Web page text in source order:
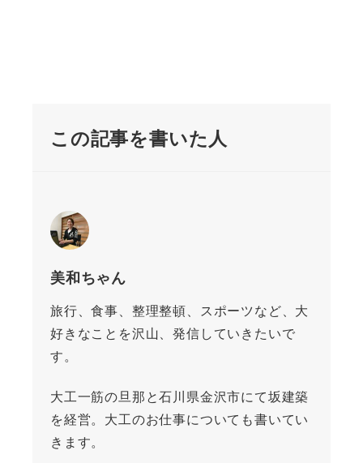
この記事を書いた人
美和ちゃん
旅行、食事、整理整頓、スポーツなど、大
好きなことを沢山、発信していきたいで
す。
大工一筋の旦那と石川県金沢市にて坂建築
を経営。大工のお仕事についても書いてい
きます。